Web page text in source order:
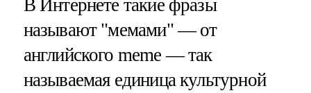
В Интернете такие фразы
называют "мемами" — от
английского meme — так
называемая единица культурной